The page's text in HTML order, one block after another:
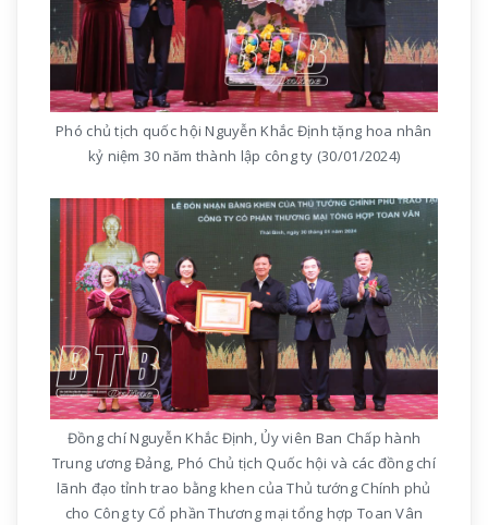
Phó chủ tịch quốc hội Nguyễn Khắc Định tặng hoa nhân
kỷ niệm 30 năm thành lập công ty (30/01/2024)
Đồng chí Nguyễn Khắc Định, Ủy viên Ban Chấp hành
Trung ương Đảng, Phó Chủ tịch Quốc hội và các đồng chí
lãnh đạo tỉnh trao bằng khen của Thủ tướng Chính phủ
cho Công ty Cổ phần Thương mại tổng hợp Toan Vân